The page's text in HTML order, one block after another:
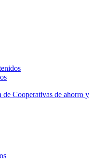
de Cooperativas de ahorro y